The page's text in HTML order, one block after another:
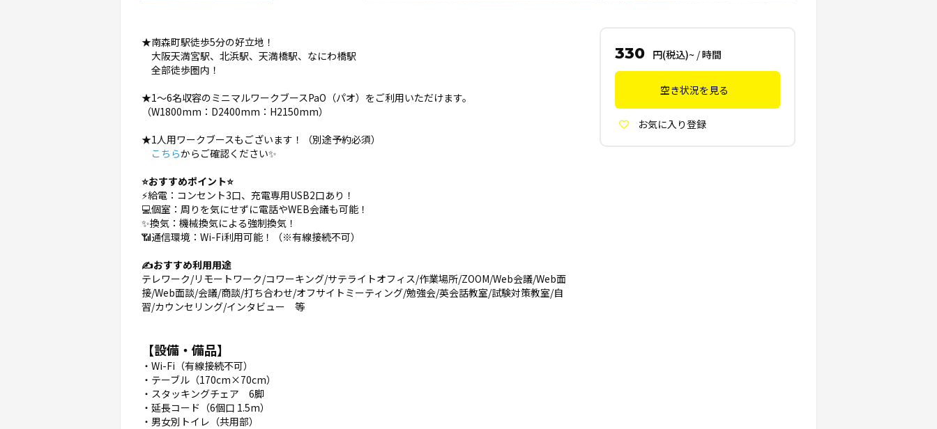
★南森町駅徒歩5分の好立地！
大阪天満宮駅、北浜駅、天満橋駅、なにわ橋駅
全部徒歩圏内！
★1〜6名収容のミニマルワークブースPaO（パオ）をご利用いただけます。
（W1800mm：D2400mm：H2150mm）
★1人用ワークブースもございます！（別途予約必須）
こちらからご確認ください✨
⭐️おすすめポイント⭐️
⚡️給電：コンセント3口、充電専用USB2口あり！
💻個室：周りを気にせずに電話やWEB会議も可能！
✨換気：機械換気による強制換気！
📶通信環境：Wi-Fi利用可能！（※有線接続不可）
✍️おすすめ利用用途
テレワーク/リモートワーク/コワーキング/サテライトオフィス/作業場所/ZOOM/Web会議/Web面
接/Web面談/会議/商談/打ち合わせ/オフサイトミーティング/勉強会/英会話教室/試験対策教室/自
習/カウンセリング/インタビュー 等
【設備・備品】
・Wi-Fi（有線接続不可）
・テーブル（170cm×70cm）
・スタッキングチェア 6脚
・延長コード（6個口 1.5m）
・男女別トイレ（共用部）
330 円(税込)~/時間
空き状況を見る
お気に入り登録